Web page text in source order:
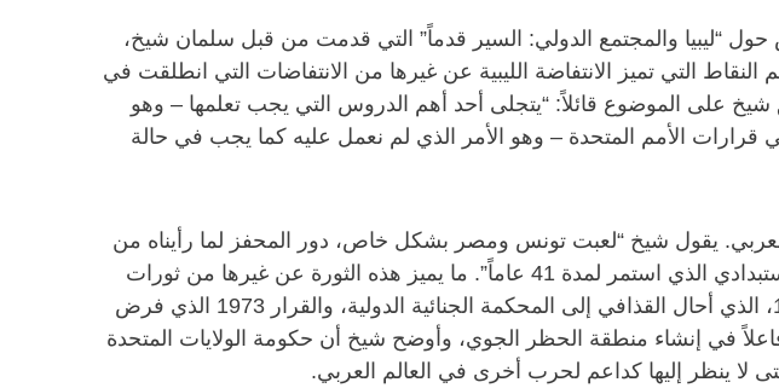
والإقليمية سلسلة محاضرات عام 2011 – 2012 بحلقة نقاش حول “ليبيا والمجتمع الدولي: السير قدماً” التي قدمت من قبل سلمان شيخ،
حدد شيخ خلال المحاضرة بعض أهم النقاط التي تميز الانتفاضة الليبية عن غيرها من الانتفاضات التي انطلقت في
على الموضوع قائلاً: “يتجلى أحد أهم الدروس التي يجب تعلمها – وهو
الأمم المتحدة – وهو الأمر الذي لم نعمل عليه كما يجب في حالة
التي انطلقت في العالم العربي. يقول شيخ “لعبت تونس ومصر بشكل خاص، دور المحفز لما رأيناه من
شجاعة منقطعة النظير أبداها الليبيون عندما تمكنوا من الإطاحة بحكم معمر القذافي الاستبدادي الذي استمر لمدة 41 عاماً”. ما يميز هذه الثورة عن غيرها من ثورات
الدول المجاورة أنها تمتعت بتأييد المجتمع الدولي من خلال قرار الأمم المتحدة رقم 1970، الذي أحال القذافي إلى المحكمة الجنائية الدولية، والقرار 1973 الذي فرض
في إنشاء منطقة الحظر الجوي، وأوضح شيخ أن حكومة الولايات المتحدة
ينظر إليها كداعم لحرب أخرى في العالم العربي.